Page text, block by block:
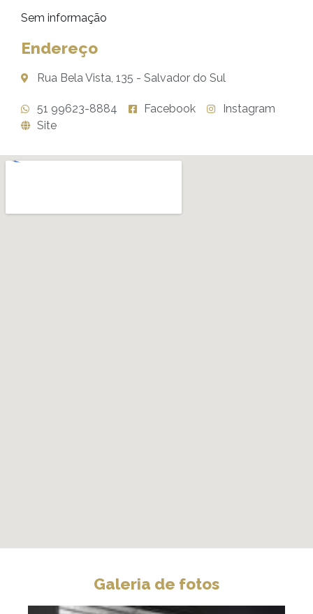
Sem informação
Endereço
Rua Bela Vista, 135 - Salvador do Sul
51 99623-8884 Facebook
Instagram
Site
Galeria de fotos